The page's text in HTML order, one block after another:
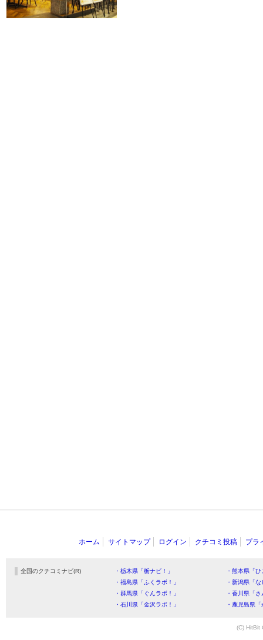
ホーム サイトマップ ログイン クチコミ投稿 プラ
全国のクチコミナビ(R) ・栃木県「栃ナビ！」
・熊本県「
・福島県「ふくラボ！」
・新潟県「
・群馬県「ぐんラボ！」
・香川県「
・石川県「金沢ラボ！」
・鹿児島県
(C) HitBit